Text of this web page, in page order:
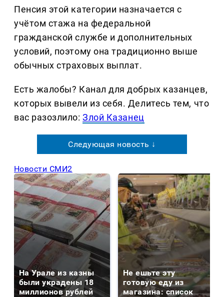
Пенсия этой категории назначается с
учётом стажа на федеральной
гражданской службе и дополнительных
условий, поэтому она традиционно выше
обычных страховых выплат.
Есть жалобы? Канал для добрых казанцев,
которых вывели из себя. Делитеcь тем, что
вас разозлило:Злой Казанец
Следующая новость ↓
Новости СМИ2
На Урале из казны
были украдены 18
миллионов рублей
Не ешьте эту
готовую еду из
магазина: список